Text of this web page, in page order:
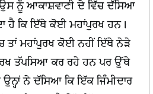
ਉਸ ਨੂੰ ਆਕਾਸ਼ਵਾਣੀ ਦੇ ਵਿੱਚ ਦੱਸਿਆ
ਹੈ ਕਿ ਇੱਥੇ ਕੋਈ ਮਹਾਂਪੁਰਖ ਹਨ।
ਤਾਂ ਮਹਾਂਪੁਰਖ ਕੋਈ ਨਹੀਂ ਇੱਥੇ ਨੇੜੇ
ਤੱਪਸਿਆ ਕਰ ਰਹੇ ਹਨ ਪਰ ਉੱਥੇ
ਨੇ ਦੱਸਿਆ ਕਿ ਇੱਕ ਜਿੰਮੀਦਾਰ